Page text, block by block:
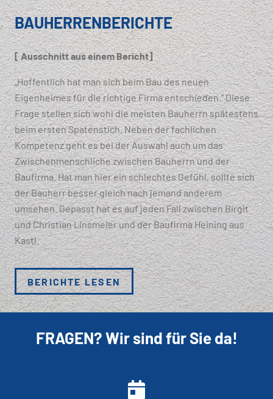
BAUHERRENBERICHTE
[ Ausschnitt aus einem Bericht]
„Hoffentlich hat man sich beim Bau des neuen
Eigenheimes für die richtige Firma entschieden.“ Diese
Frage stellen sich wohl die meisten Bauherrn spätestens
beim ersten Spatenstich. Neben der fachlichen
Kompetenz geht es bei der Auswahl auch um das
Zwischenmenschliche zwischen Bauherrn und der
Baufirma. Hat man hier ein schlechtes Gefühl, sollte sich
der Bauherr besser gleich nach jemand anderem
umsehen. Gepasst hat es auf jeden Fall zwischen Birgit
und Christian Linsmeier und der Baufirma Heining aus
Kastl.
BERICHTE LESEN
FRAGEN? Wir sind für Sie da!